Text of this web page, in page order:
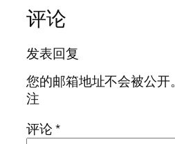
评论
发表回复
您的邮箱地址不会被公开。
注
评论*